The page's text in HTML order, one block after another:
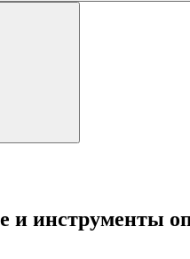
и инструменты